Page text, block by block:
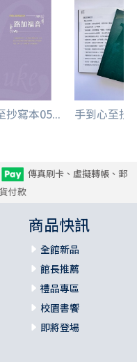
抄寫本05... 手到心至抄
傳真刷卡、虛擬轉帳、郵
付款
商品快訊
全館新品
館長推薦
禮品專區
校園書饗
即將登場